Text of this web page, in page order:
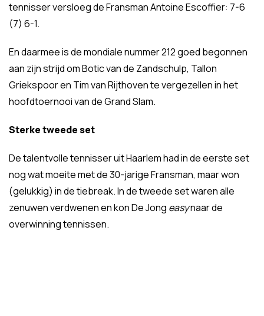
tennisser versloeg de Fransman Antoine Escoffier: 7-6
(7) 6-1.
En daarmee is de mondiale nummer 212 goed begonnen
aan zijn strijd om Botic van de Zandschulp, Tallon
Griekspoor en Tim van Rijthoven te vergezellen in het
hoofdtoernooi van de Grand Slam.
Sterke tweede set
De talentvolle tennisser uit Haarlem had in de eerste set
nog wat moeite met de 30-jarige Fransman, maar won
(gelukkig) in de tiebreak. In de tweede set waren alle
zenuwen verdwenen en kon De Jong easynaar de
overwinning tennissen.